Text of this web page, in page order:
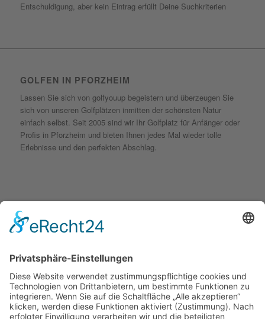
Entschuldigung, aber kein Eintrag erfüllt Deine Suchkriterien
GOLFEN IN PFORZHEIM
Lassen Sie sich von golfyouup begeistern und überzeugen Sie
sich von unseren Golfplätzen inmitten der schönsten Natur
einfach selbst. Seit 2005 sind wir Ihr Golfplatz für Anfänger oder
Profis in Pforzheim und bieten Ihnen jedes Mal wieder tolle
Erlebnisse und den perfekten Abschlag.
KONTAKT
golfyouup GmbH
75248 Ölbronn Dürrn
Telefon: 07237 – 484000
Telefax: 07237 – 484001
E-Mail:info@golfyouup.de